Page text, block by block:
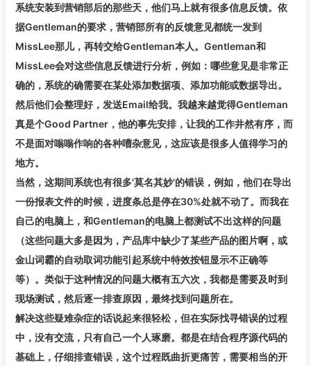
系统安装到营销部后的那些天，他们马上就有很多信息反馈。依
据Gentleman的要求，营销部所有的反馈意见都统一发到
MissLee那儿，再转交给Gentleman本人。Gentleman和
MissLee会对这些信息反馈进行分析，例如：哪些意见是非常正
确的，系统的确需要在某处添加数据项、添加功能或数据导出。
然后他们会整理好，发送Email给我。我越来越觉得Gentleman
真是个Good Partner，他的事先安排，让我的工作井然有序，而
不是面对嗡嗡作响的各种嘈杂意见，这应该是很多人值得学习的
地方。
当然，这期间系统也有很多'莫名其妙'的错误，例如，他们在导出
一份报表文件的时候，进度条总是停在30%处就不动了。而我在
自己的电脑上，和Gentleman的电脑上都测试不出这样的问题
（这些问题大多是因为，产品库中缺少了某些产品的图片啊，或
金山词霸的自动取词功能引起系统中特效按钮显示不正确等
等）。类似于这种情况的问题大概有五六次，我都是需要及时到
现场测试，然后逐一排查原因，最终找到问题所在。
解决这些疑难杂症的话说起来很轻松，但在实际找寻错误的过程
中，没有交流，只有自己一个人琢磨。都是在结合程序源代码的
基础上，仔细排查错误，这个过程既曲折更痛苦，需要相当的开